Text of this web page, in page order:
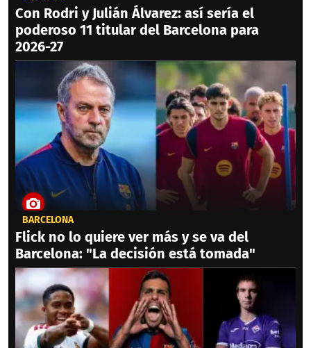
Con Rodri y Julián Álvarez: así sería el
poderoso 11 titular del Barcelona para
2026-27
BARCELONA
Flick no lo quiere ver más y se va del
Barcelona: "La decisión está tomada"